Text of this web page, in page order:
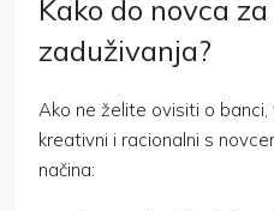
Kako do novca
zaduživanja?
Ako ne želite ovisiti o
kreativni i racionalni s
načina: